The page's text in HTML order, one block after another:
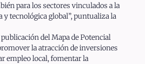
para los sectores vinculados a la
y tecnológica global”, puntualiza la
publicación del Mapa de Potencial
la atracción de inversiones
empleo local, fomentar la